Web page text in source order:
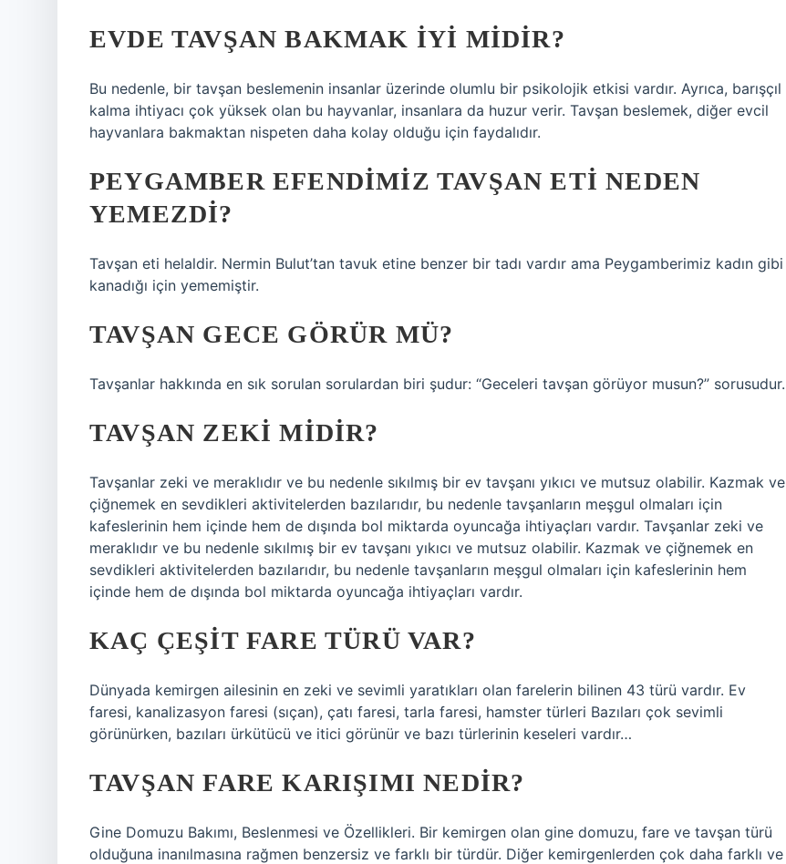
EVDE TAVŞAN BAKMAK IYI MIDIR?
Bu nedenle, bir tavşan beslemenin insanlar üzerinde olumlu bir psikolojik etkisi vardır. Ayrıca, barışçıl
kalma ihtiyacı çok yüksek olan bu hayvanlar, insanlara da huzur verir. Tavşan beslemek, diğer evcil
hayvanlara bakmaktan nispeten daha kolay olduğu için faydalıdır.
PEYGAMBER EFENDIMIZ TAVŞAN ETI NEDEN
YEMEZDI?
Tavşan eti helaldir. Nermin Bulut’tan tavuk etine benzer bir tadı vardır ama Peygamberimiz kadın gibi
kanadığı için yememiştir.
TAVŞAN GECE GÖRÜR MÜ?
Tavşanlar hakkında en sık sorulan sorulardan biri şudur: “Geceleri tavşan görüyor musun?” sorusudur.
TAVŞAN ZEKI MIDIR?
Tavşanlar zeki ve meraklıdır ve bu nedenle sıkılmış bir ev tavşanı yıkıcı ve mutsuz olabilir. Kazmak ve
çiğnemek en sevdikleri aktivitelerden bazılarıdır, bu nedenle tavşanların meşgul olmaları için
kafeslerinin hem içinde hem de dışında bol miktarda oyuncağa ihtiyaçları vardır. Tavşanlar zeki ve
meraklıdır ve bu nedenle sıkılmış bir ev tavşanı yıkıcı ve mutsuz olabilir. Kazmak ve çiğnemek en
sevdikleri aktivitelerden bazılarıdır, bu nedenle tavşanların meşgul olmaları için kafeslerinin hem
içinde hem de dışında bol miktarda oyuncağa ihtiyaçları vardır.
KAÇ ÇEŞIT FARE TÜRÜ VAR?
Dünyada kemirgen ailesinin en zeki ve sevimli yaratıkları olan farelerin bilinen 43 türü vardır. Ev
faresi, kanalizasyon faresi (sıçan), çatı faresi, tarla faresi, hamster türleri Bazıları çok sevimli
görünürken, bazıları ürkütücü ve itici görünür ve bazı türlerinin keseleri vardır…
TAVŞAN FARE KARIŞIMI NEDIR?
Gine Domuzu Bakımı, Beslenmesi ve Özellikleri. Bir kemirgen olan gine domuzu, fare ve tavşan türü
olduğuna inanılmasına rağmen benzersiz ve farklı bir türdür. Diğer kemirgenlerden çok daha farklı ve